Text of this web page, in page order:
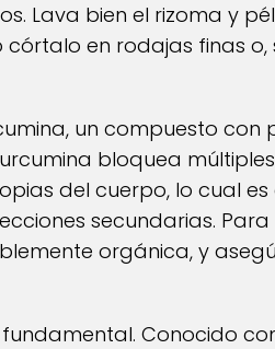
Lava bien el rizoma y
en rodajas finas o,
un compuesto con
bloquea
del cuerpo, lo cual
secundarias.
orgánica, y
Conocido